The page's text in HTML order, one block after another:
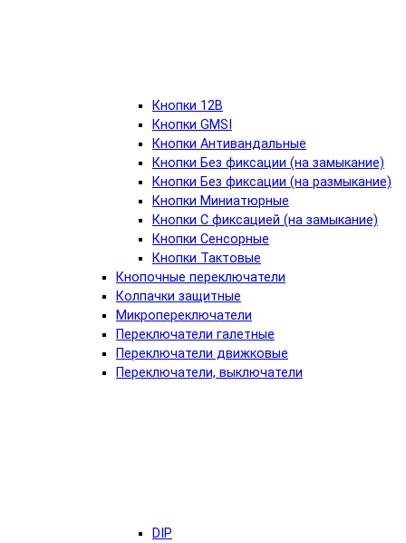
Кнопки 12В
Кнопки GMSI
Кнопки Антивандальные
Кнопки Без фиксации (на замыкание)
Кнопки Без фиксации (на размыкание)
Кнопки Миниатюрные
Кнопки С фиксацией (на замыкание)
Кнопки Сенсорные
Кнопки Тактовые
Кнопочные переключатели
Колпачки защитные
Микропереключатели
Переключатели галетные
Переключатели движковые
Переключатели, выключатели
DIP